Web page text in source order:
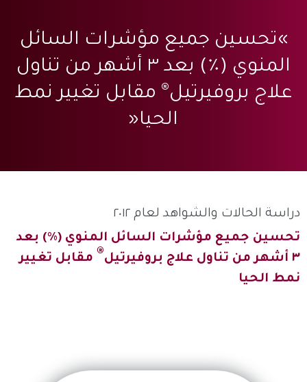
»تحسين جميع مؤشرات السائل
المنوي (٪) بعد ٣ أشهر من تناول
علاج بروفيرتيل® مقابل تغيير نمط
الحيا«
دراسة الحالات والشواهد لعام ٢٠١٢
تحسين جميع مؤشرات السائل المنوي (٪) بعد
٣ أشهر من تناول علاج بروفيرتيل
® مقابل تغيير
نمط الحيا